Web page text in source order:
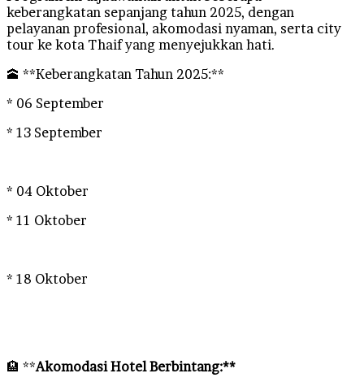
keberangkatan sepanjang tahun 2025, dengan
pelayanan profesional, akomodasi nyaman, serta city
tour ke kota Thaif yang menyejukkan hati.
🕋 **Keberangkatan Tahun 2025:**
* 06 September
* 13 September
* 04 Oktober
* 11 Oktober
* 18 Oktober
🏨 **Akomodasi Hotel Berbintang:**